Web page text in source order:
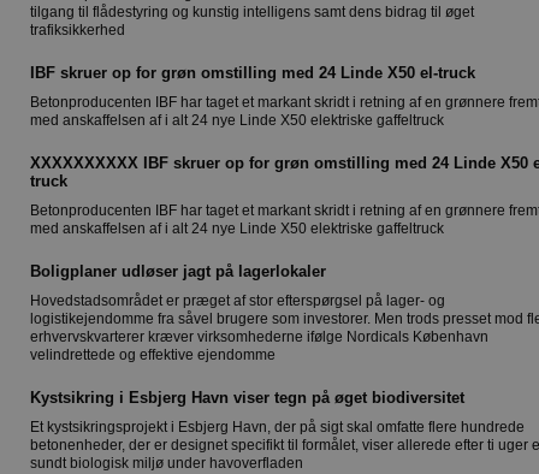
tilgang til flådestyring og kunstig intelligens samt dens bidrag til øget
trafiksikkerhed
IBF skruer op for grøn omstilling med 24 Linde X50 el-truck
Betonproducenten IBF har taget et markant skridt i retning af en grønnere
med anskaffelsen af i alt 24 nye Linde X50 elektriske gaffeltruck
XXXXXXXXXX IBF skruer op for grøn omstilling med 24 Linde X50
truck
Betonproducenten IBF har taget et markant skridt i retning af en grønnere
med anskaffelsen af i alt 24 nye Linde X50 elektriske gaffeltruck
Boligplaner udløser jagt på lagerlokaler
Hovedstadsområdet er præget af stor efterspørgsel på lager- og
logistikejendomme fra såvel brugere som investorer. Men trods presset mod
erhvervskvarterer kræver virksomhederne ifølge Nordicals København
velindrettede og effektive ejendomme
Kystsikring i Esbjerg Havn viser tegn på øget biodiversitet
Et kystsikringsprojekt i Esbjerg Havn, der på sigt skal omfatte flere hundrede
betonenheder, der er designet specifikt til formålet, viser allerede efter ti uger
sundt biologisk miljø under havoverfladen